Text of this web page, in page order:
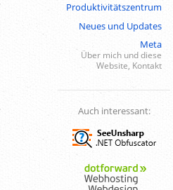
Produktivitätszentrum
Neues und Updates
Meta
Über mich und diese
Website, Kontakt
Auch interessant: